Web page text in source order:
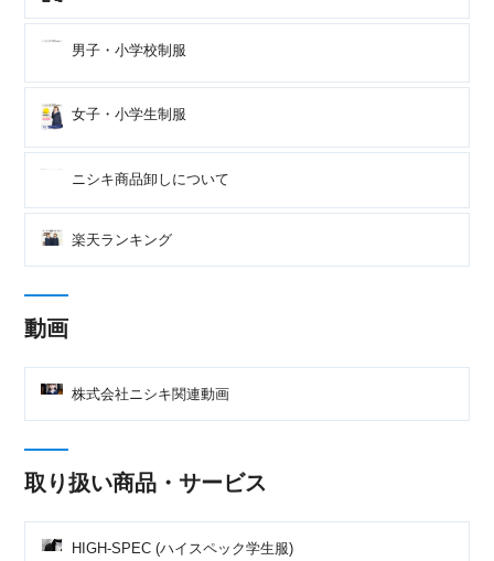
男子・小学校制服
女子・小学生制服
ニシキ商品卸しについて
楽天ランキング
動画
株式会社ニシキ関連動画
取り扱い商品・サービス
HIGH-SPEC (ハイスペック学生服)